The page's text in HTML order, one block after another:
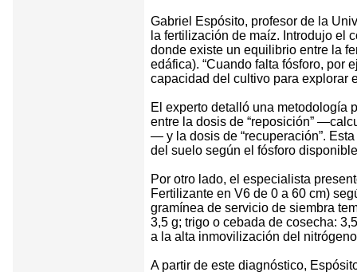
Gabriel Espósito, profesor de la
la fertilización de maíz. Introdujo el
donde existe un equilibrio entre la
edáfica). “Cuando falta fósforo, por
capacidad del cultivo para explorar
El experto detalló una metodología
entre la dosis de “reposición”
— y la dosis de “recuperación”.
del suelo según el fósforo
Por otro lado, el especialista
Fertilizante en V6 de 0 a 60 cm)
gramínea de servicio de siembra
3,5 g; trigo o cebada de cosecha:
a la alta inmovilización del
A partir de este diagnóstico,